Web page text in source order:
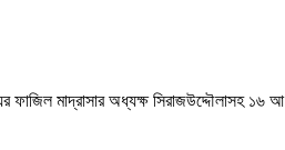
ফাজিল মাদ্রাসার অধ্যক্ষ